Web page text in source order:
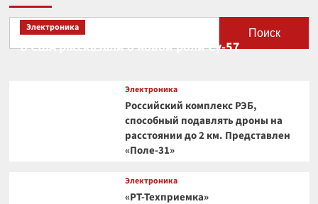
Поиск
Электроника
В США рассказали о новой роли Су-57
Электроника
Российский комплекс РЭБ,
способный подавлять дроны на
расстоянии до 2 км. Представлен
«Поле-31»
Электроника
«РТ-Техприемка»